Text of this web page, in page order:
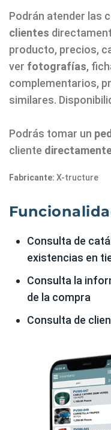
Podrán atender las
clientes
producto, precios,
ver fotografías,
complementarios,
similares.
Podrás tomar un
cliente
Fabricante: X-tructure
Consulta de
existencias en
Consulta la
de la compra
Consulta de